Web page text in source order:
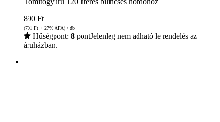
890 Ft
(701 Ft + 27% ÁFA) / db
Hűségpont: 8 pontJelenleg nem adható le rendelés az
áruházban.